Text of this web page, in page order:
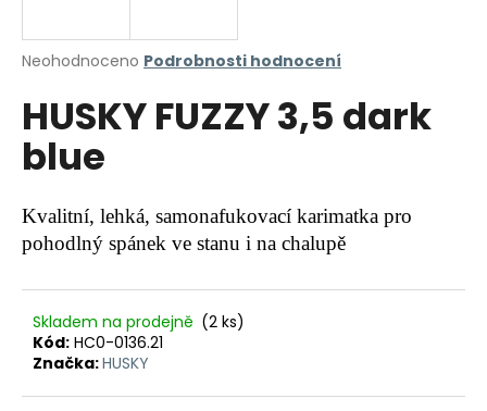
Průměrné
produktu
je
0,0
hvězdiček.
Neohodnoceno Podrobnosti hodnocení
HUSKY FUZZY 3,5 dark
blue
Kvalitní, lehká, samonafukovací karimatka pro
pohodlný spánek ve stanu i na chalupě
Skladem na prodejně (2 ks)
Kód: HC0-0136.21
Značka:HUSKY
j
t
?
HLEDAT
D
o
p